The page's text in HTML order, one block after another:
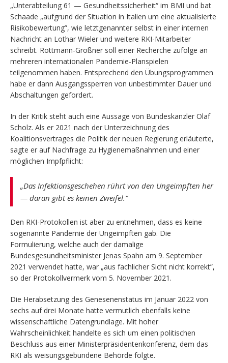
„Unterabteilung 61 — Gesundheitssicherheit“ im BMI und bat
Schaade „aufgrund der Situation in Italien um eine aktualisierte
Risikobewertung”, wie letztgenannter selbst in einer internen
Nachricht an Lothar Wieler und weitere RKI-Mitarbeiter
schreibt. Rottmann-Großner soll einer Recherche zufolge an
mehreren internationalen Pandemie-Planspielen
teilgenommen haben. Entsprechend den Übungsprogrammen
habe er dann Ausgangssperren von unbestimmter Dauer und
Abschaltungen gefordert.
In der Kritik steht auch eine Aussage von Bundeskanzler Olaf
Scholz. Als er 2021 nach der Unterzeichnung des
Koalitionsvertrages die Politik der neuen Regierung erläuterte,
sagte er auf Nachfrage zu Hygienemaßnahmen und einer
möglichen Impfpflicht:
„Das Infektionsgeschehen rührt von den Ungeimpften her
— daran gibt es keinen Zweifel.”
Den RKI-Protokollen ist aber zu entnehmen, dass es keine
sogenannte Pandemie der Ungeimpften gab. Die
Formulierung, welche auch der damalige
Bundesgesundheitsminister Jenas Spahn am 9. September
2021 verwendet hatte, war „aus fachlicher Sicht nicht korrekt”,
so der Protokollvermerk vom 5. November 2021.
Die Herabsetzung des Genesenenstatus im Januar 2022 von
sechs auf drei Monate hatte vermutlich ebenfalls keine
wissenschaftliche Datengrundlage. Mit hoher
Wahrscheinlichkeit handelte es sich um einen politischen
Beschluss aus einer Ministerpräsidentenkonferenz, dem das
RKI als weisungsgebundene Behörde folgte.